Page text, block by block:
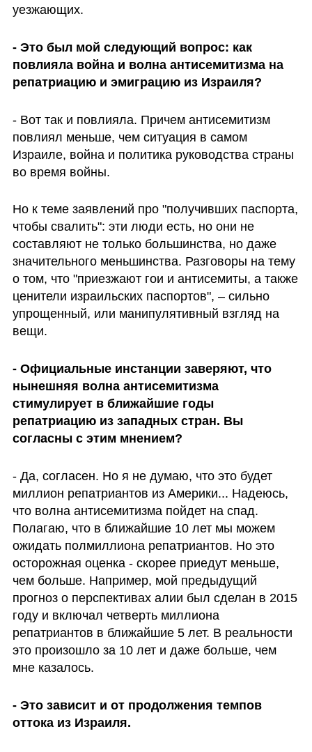
уезжающих.
- Это был мой следующий вопрос: как
повлияла война и волна антисемитизма на
репатриацию и эмиграцию из Израиля?
- Вот так и повлияла. Причем антисемитизм
повлиял меньше, чем ситуация в самом
Израиле, война и политика руководства страны
во время войны.
Но к теме заявлений про "получивших паспорта,
чтобы свалить": эти люди есть, но они не
составляют не только большинства, но даже
значительного меньшинства. Разговоры на тему
о том, что "приезжают гои и антисемиты, а также
ценители израильских паспортов", – сильно
упрощенный, или манипулятивный взгляд на
вещи.
- Официальные инстанции заверяют, что
нынешняя волна антисемитизма
стимулирует в ближайшие годы
репатриацию из западных стран. Вы
согласны с этим мнением?
- Да, согласен. Но я не думаю, что это будет
миллион репатриантов из Америки... Надеюсь,
что волна антисемитизма пойдет на спад.
Полагаю, что в ближайшие 10 лет мы можем
ожидать полмиллиона репатриантов. Но это
осторожная оценка - скорее приедут меньше,
чем больше. Например, мой предыдущий
прогноз о перспективах алии был сделан в 2015
году и включал четверть миллиона
репатриантов в ближайшие 5 лет. В реальности
это произошло за 10 лет и даже больше, чем
мне казалось.
- Это зависит и от продолжения темпов
оттока из Израиля.